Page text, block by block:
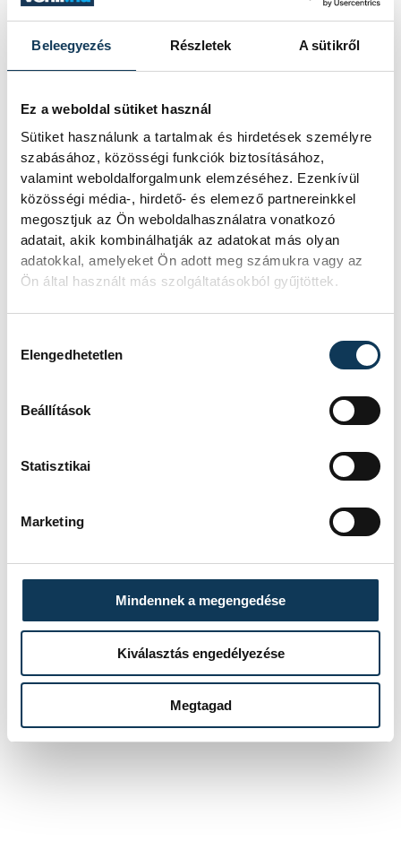
Beleegyezés Részletek A sütikről
Ez a weboldal sütiket használ
Sütiket használunk a tartalmak és hirdetések személyre
szabásához, közösségi funkciók biztosításához,
valamint weboldalforgalmunk elemzéséhez. Ezenkívül
közösségi média-, hirdető- és elemező partnereinkkel
megosztjuk az Ön weboldalhasználatra vonatkozó
adatait, akik kombinálhatják az adatokat más olyan
adatokkal, amelyeket Ön adott meg számukra vagy az
Ön által használt más szolgáltatásokból gyűjtöttek.
Elengedhetetlen
Beállítások
Statisztikai
Marketing
Mindennek a megengedése
Kiválasztás engedélyezése
Megtagad